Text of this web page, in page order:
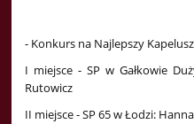
- Konkurs na Najlepszy
I miejsce - SP w Gałkowie
Rutowicz
II miejsce - SP 65 w Łodzi: